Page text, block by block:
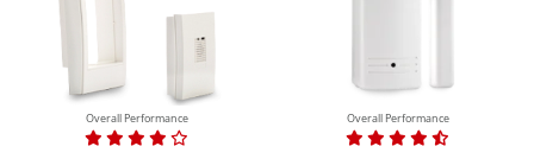
Overall Performance Overall Performance